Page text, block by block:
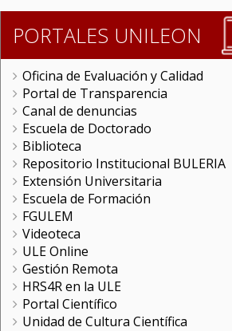
PORTALES UNILEON
Oficina de Evaluación y Calidad
Portal de Transparencia
Canal de denuncias
Escuela de Doctorado
Biblioteca
Repositorio Institucional BULERIA
Extensión Universitaria
Escuela de Formación
FGULEM
Videoteca
ULE Online
Gestión Remota
HRS4R en la ULE
Portal Científico
Unidad de Cultura Científica